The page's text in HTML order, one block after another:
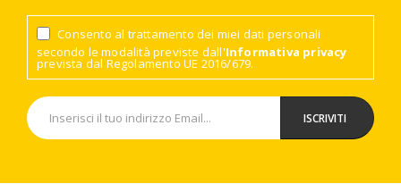
Consento al trattamento dei miei dati personali
secondo le modalità previste dall'Informativa privacy
prevista dal Regolamento UE 2016/679.